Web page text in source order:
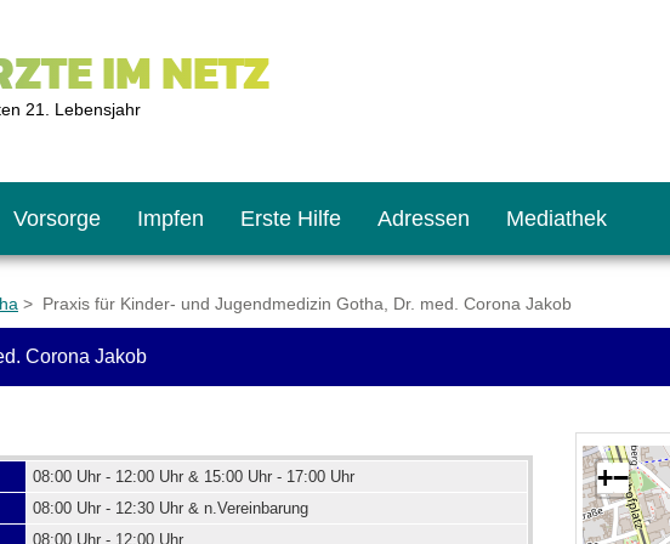
IM NETZ
21. Lebensjahr
Vorsorge Impfen Erste Hilfe Adressen Mediathek
> Praxis für Kinder- und Jugendmedizin Gotha, Dr. med. Corona Jakob
Corona Jakob
08:00 Uhr - 12:00 Uhr & 15:00 Uhr - 17:00 Uhr
08:00 Uhr - 12:30 Uhr & n.Vereinbarung
08:00 Uhr - 12:00 Uhr
+−